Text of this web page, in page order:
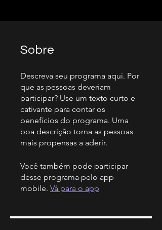
Sobre
Descreva seu programa aqui. Por
que as pessoas deveriam
participar? Use um texto curto e
cativante para contar os
benefícios do programa. Uma
boa descrição torna as pessoas
mais propensas a aderir.
Você também pode participar
desse programa pelo app
mobile. Vá para o app